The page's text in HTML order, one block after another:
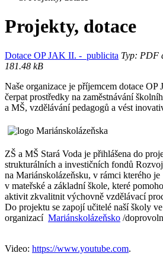
Projekty, dotace
Dotace OP JAK II. - publicita Typ: PDF
181.48 kB
Naše organizace je příjemcem dotace
čerpat prostředky na zaměstnávání
a MŠ, vzdělávání pedagogů a vést
ZŠ a MŠ Stará Voda je přihlášena do
strukturálních a investičních fondů
na Mariánskolázeňsku, v rámci kterého
v mateřské a základní škole, které
aktivit zkvalitnit výchovně vzdělávací
Do projektu se zapojí učitelé naší školy
organizací Mariánskolázeňsko /
Video: https://www.youtube.com.